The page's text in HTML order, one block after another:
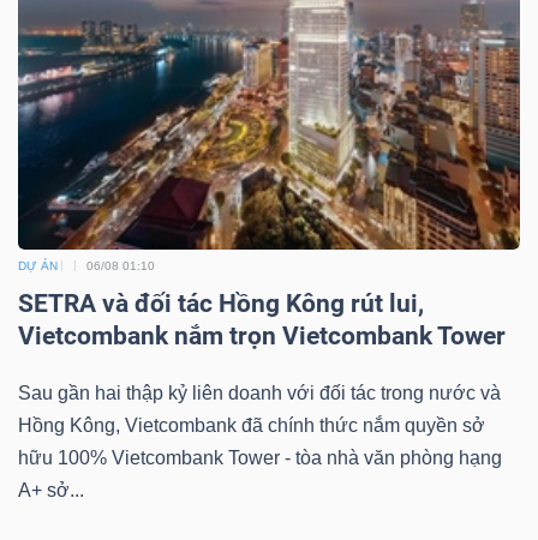
DỰ ÁN 06/08 01:10
SETRA và đối tác Hồng Kông rút lui,
Vietcombank nắm trọn Vietcombank Tower
Sau gần hai thập kỷ liên doanh với đối tác trong nước và
Hồng Kông, Vietcombank đã chính thức nắm quyền sở
hữu 100% Vietcombank Tower - tòa nhà văn phòng hạng
A+ sở...